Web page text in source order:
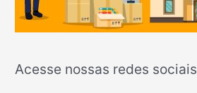
Acesse nossas redes sociais